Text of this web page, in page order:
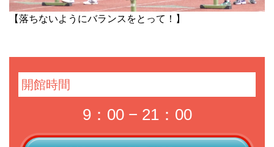
【落ちないようにバランスをとって！】
開館時間
9：00 − 21：00